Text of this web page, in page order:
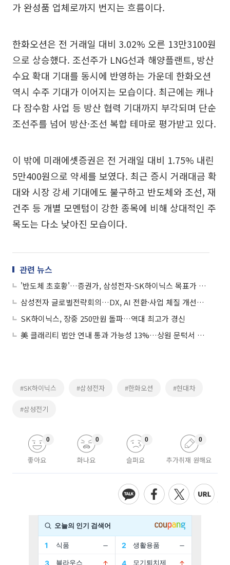
가 완성품 업체로까지 번지는 흐름이다.
한화오션은 전 거래일 대비 3.02% 오른 13만3100원
으로 상승했다. 조선주가 LNG선과 해양플랜트, 방산
수요 확대 기대를 동시에 반영하는 가운데 한화오션
역시 수주 기대가 이어지는 모습이다. 최근에는 캐나
다 잠수함 사업 등 방산 협력 기대까지 부각되며 단순
조선주를 넘어 방산·조선 복합 테마로 평가받고 있다.
이 밖에 미래에셋증권은 전 거래일 대비 1.75% 내린
5만400원으로 약세를 보였다. 최근 증시 거래대금 확
대와 시장 강세 기대에도 불구하고 반도체와 조선, 재
건주 등 개별 모멘텀이 강한 종목에 비해 상대적인 주
목도는 다소 낮아진 모습이다.
관련 뉴스
'반도체 초호황'…증권가, 삼성전자·SK하이닉스 목표가 또 줄상향
삼성전자 글로벌전략회의…DX, AI 전환·사업 체질 개선에 방점
SK하이닉스, 장중 250만원 돌파…역대 최고가 경신
美 클래리티 법안 연내 통과 가능성 13%…상원 문턱서 제동
#SK하이닉스 #삼성전자 #한화오션 #현대차
#삼성전기
좋아요
0
화나요
0
슬퍼요
0
추가취재 원해요
0